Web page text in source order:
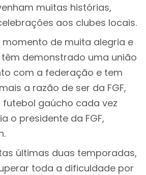
muitas histórias,
aos clubes locais.
de muita alegria e
têm demonstrado uma união
com a federação e tem
a razão de ser da FGF,
futebol gaúcho cada vez
o presidente da FGF,
últimas duas temporadas,
toda a dificuldade por